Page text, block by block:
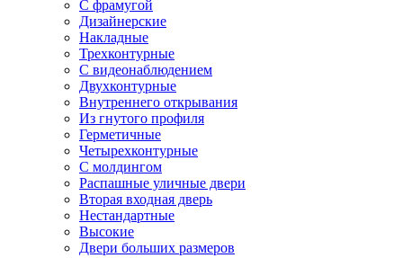
С фрамугой
Дизайнерские
Накладные
Трехконтурные
С видеонаблюдением
Двухконтурные
Внутреннего открывания
Из гнутого профиля
Герметичные
Четырехконтурные
С молдингом
Распашные уличные двери
Вторая входная дверь
Нестандартные
Высокие
Двери больших размеров